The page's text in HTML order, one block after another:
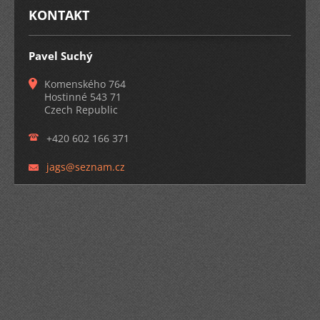
KONTAKT
Pavel Suchý
Komenského 764
Hostinné 543 71
Czech Republic
+420 602 166 371
jags@seznam.cz